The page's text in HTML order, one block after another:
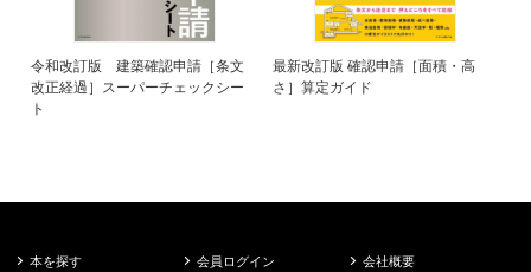
令和改訂版 建築確認申請［条文
改正経過］スーパーチェックシー
ト
最新改訂版 確認申請［面積・高
さ］算定ガイド
本を探す 会員ログイン 会社概要